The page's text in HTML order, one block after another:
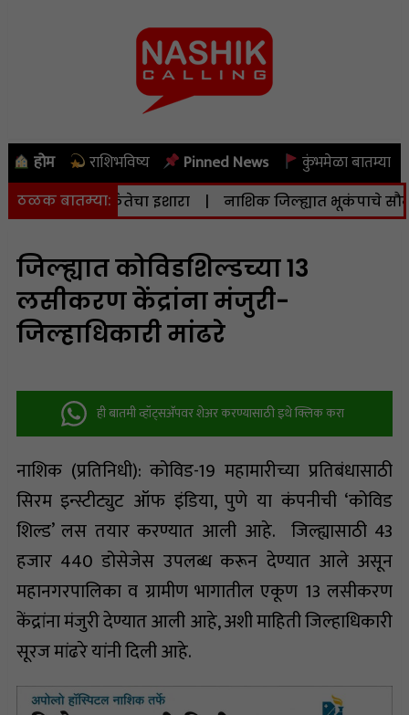
होम राशिभविष्य Pinned News कुंभमेळा बातम्या
ठळक बातम्या:
सतर्कतेचा इशारा | नाशिक जिल्ह्यात भूकंपाचे सौम्य
जिल्ह्यात कोविडशिल्डच्या 13
लसीकरण केंद्रांना मंजुरी-
जिल्हाधिकारी मांढरे
ही बातमी व्हॉट्सअ‍ॅपवर शेअर करण्यासाठी इथे क्लिक करा
नाशिक (प्रतिनिधी): कोविड-19 महामारीच्या प्रतिबंधासाठी
सिरम इन्स्टीट्युट ऑफ इंडिया, पुणे या कंपनीची ‘कोविड
शिल्ड’ लस तयार करण्यात आली आहे. जिल्ह्यासाठी 43
हजार 440 डोसेजेस उपलब्ध करून देण्यात आले असून
महानगरपालिका व ग्रामीण भागातील एकूण 13 लसीकरण
केंद्रांना मंजुरी देण्यात आली आहे, अशी माहिती जिल्हाधिकारी
सूरज मांढरे यांनी दिली आहे.